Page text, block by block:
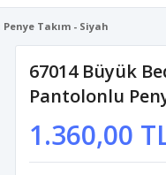
Takım - Siyah
67014 Büyük
Pantolonlu
1.360,00